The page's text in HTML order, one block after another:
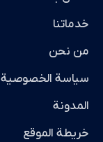
خدماتنا
من نحن
سياسة الخصوصية
المدونة
خريطة الموقع